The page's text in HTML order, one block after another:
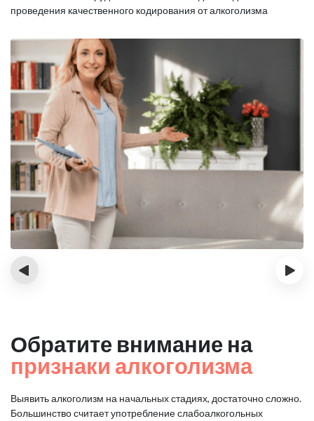
проведения качественного кодирования от алкоголизма
‹ ›
Обратите внимание на
признаки алкоголизма
Выявить алкоголизм на начальных стадиях, достаточно сложно.
Большинство считает употребление слабоалкогольных